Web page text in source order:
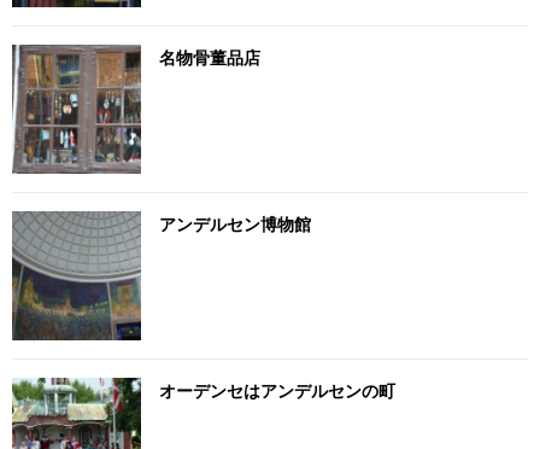
名物骨董品店
アンデルセン博物館
オーデンセはアンデルセンの町